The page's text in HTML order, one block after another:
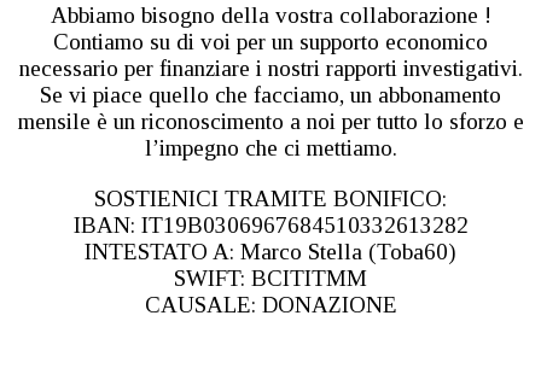
Abbiamo bisogno della vostra collaborazione !
Contiamo su di voi per un supporto economico
necessario per finanziare i nostri rapporti investigativi.
Se vi piace quello che facciamo, un abbonamento
mensile è un riconoscimento a noi per tutto lo sforzo e
l’impegno che ci mettiamo.
SOSTIENICI TRAMITE BONIFICO:
IBAN: IT19B0306967684510332613282
INTESTATO A: Marco Stella (Toba60)
SWIFT: BCITITMM
CAUSALE: DONAZIONE